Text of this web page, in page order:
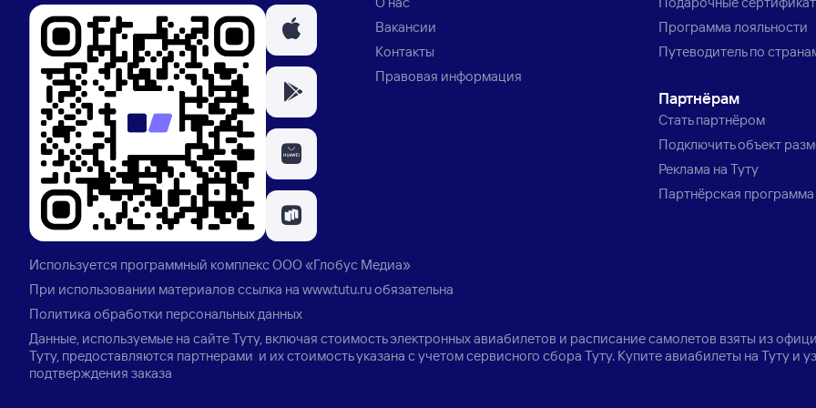
Вакансии
Контакты
Правовая информация
Программа лояльности
Путеводитель по
Партнёрам
Стать партнёром
Подключить объект
Реклама на Туту
Партнёрская программа
Используется программный комплексООО «Глобус Медиа»
При использовании материалов ссылка на www.tutu.ruобязательна
Политика обработки персональных данных
Данные, используемые на сайте Туту, включая стоимость электронных авиабилетов и расписание самолетов взяты из
Туту, предоставляются партнерами и их стоимость указана с учетом сервисного сбора Туту. Купите авиабилеты на Туту и
подтверждения заказа